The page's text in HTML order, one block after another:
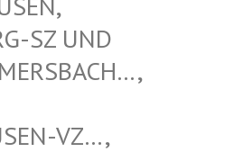
UND GL,
KÖL
VZ…, SCH